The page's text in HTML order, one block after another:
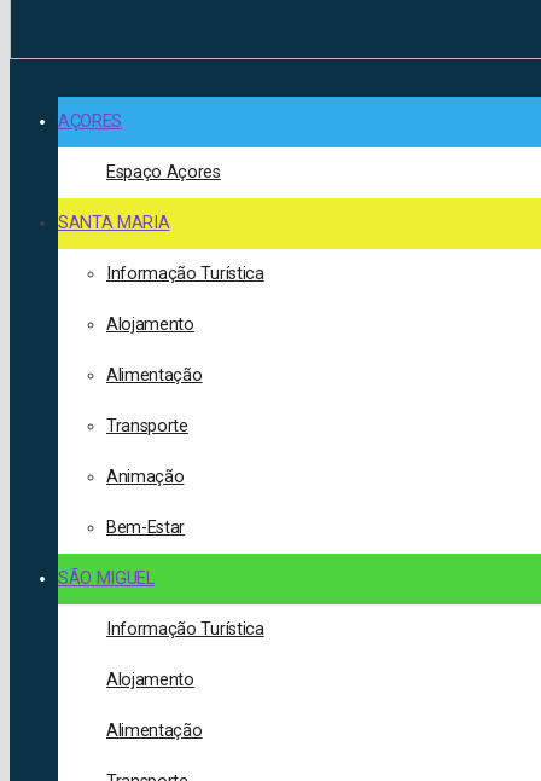
AÇORES
Espaço Açores
SANTA MARIA
Informação Turística
Alojamento
Alimentação
Transporte
Animação
Bem-Estar
SÃO MIGUEL
Informação Turística
Alojamento
Alimentação